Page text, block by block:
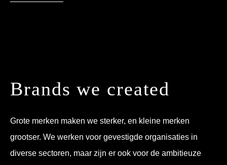
Brands we created
Grote merken maken we sterker, en kleine merken
grootser. We werken voor gevestigde organisaties in
diverse sectoren, maar zijn er ook voor de ambitieuze